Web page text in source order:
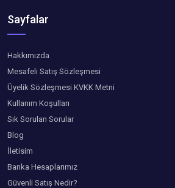
Sayfalar
Hakkımızda
Mesafeli Satış Sözleşmesi
Üyelik Sözleşmesi KVKK Metni
Kullanım Koşulları
Sık Sorulan Sorular
Blog
İletisim
Banka Hesaplarımız
Güvenli Satış Nedir?